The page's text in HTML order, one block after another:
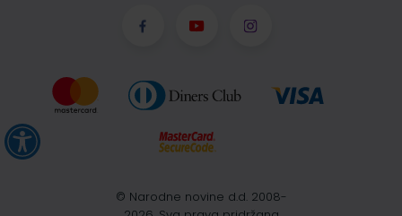
© Narodne novine d.d. 2008-